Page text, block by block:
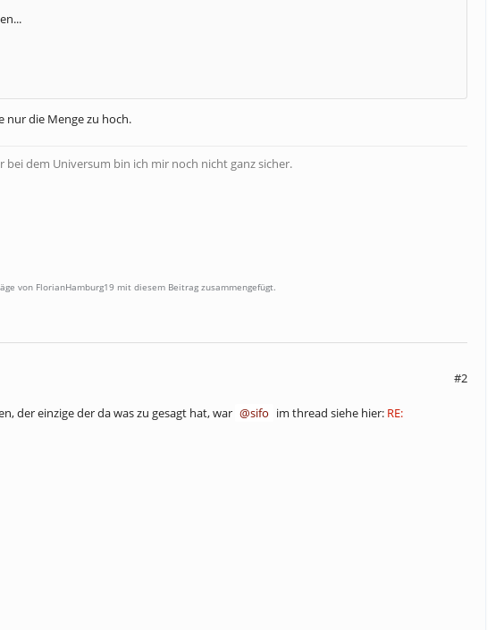
nur die Menge zu hoch.
dem Universum bin ich mir noch nicht ganz sicher.
von FlorianHamburg19 mit diesem Beitrag zusammengefügt.
#2
der einzige der da was zu gesagt hat, war sifo im thread siehe hier: RE: